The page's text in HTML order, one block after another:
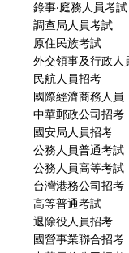
錄事‧庭務人員考試
調查局人員考試
原住民族考試
外交領事及行政人
民航人員招考
國際經濟商務人員
中華郵政公司招考
國安局人員招考
公務人員普通考試
公務人員高等考試
台灣港務公司招考
高等普通考試
退除役人員招考
國營事業聯合招考